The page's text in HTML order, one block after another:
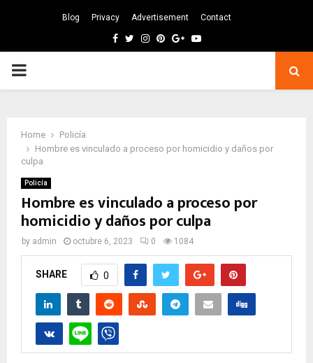
Blog Privacy Advertisement Contact
Facebook
TwitterInstagram
Pinterest
GoogleYoutube
PRIMARY
Home
Policía
Hombre es vinculado a proceso por homicidio y daños por
culpa
Policía
Hombre es vinculado a proceso por
homicidio y daños por culpa
by admin octubre 6, 2023 0 1084
SHARE 0